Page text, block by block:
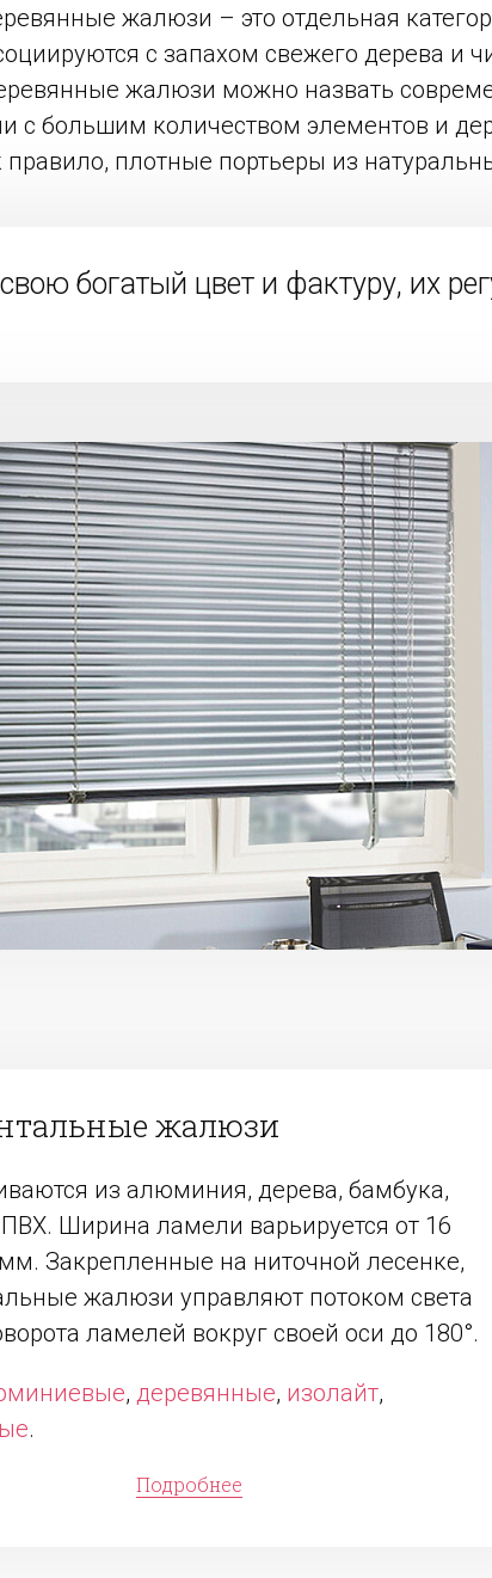
жалюзи – это отдельная
с запахом свежего дерева и
жалюзи можно назвать
с большим количеством элементов и
плотные портьеры из
богатый цвет и фактуру, их
жалюзи
из алюминия, дерева, бамбука,
Ширина ламели варьируется от 16
Закрепленные на ниточной лесенке,
жалюзи управляют потоком света
ламелей вокруг своей оси до 180°.
, деревянные, изолайт,
.
Подробнее